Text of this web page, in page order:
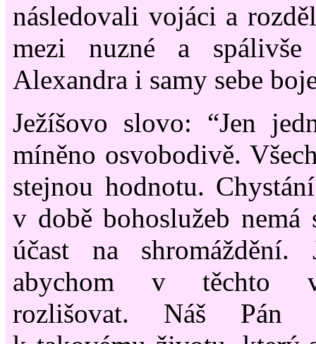
následovali vojáci a
mezi nuzné a
Alexandra i samy sebe
Ježíšovo slovo: “Jen
míněno osvobodivě.
stejnou hodnotu.
v době bohoslužeb nemá
účast na
abychom v těchto
rozlišovat. Náš Pán